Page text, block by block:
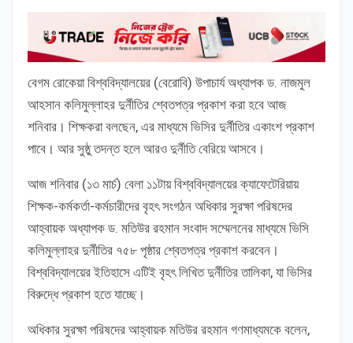
বেগম রোকেয়া বিশ্ববিদ্যালয়ের (বেরোবি) উপাচার্য অধ্যাপক ড. নাজমুল
আহসান কলিমুল্লাহর দুর্নীতির শ্বেতপত্র প্রকাশ করা হবে আজ
শনিবার। শিক্ষকরা বলছেন, এর মাধ্যমে ভিসির দুর্নীতির একাংশ প্রকাশ
পাবে। আর সুষ্ঠু তদন্ত হলে আরও দুর্নীতি বেরিয়ে আসবে।
আজ শনিবার (১৩ মার্চ) বেলা ১১টায় বিশ্ববিদ্যালয়ের ক্যাফেটেরিয়ায়
শিক্ষক-কর্মকর্তা-কর্মচারীদের বৃহৎ সংগঠন অধিকার সুরক্ষা পরিষদের
আহ্বায়ক অধ্যাপক ড. মতিউর রহমান সংবাদ সম্মেলনের মাধ্যমে ভিসি
কলিমুল্লাহর দুর্নীতির ৭৫৮ পৃষ্ঠার শ্বেতপত্র প্রকাশ করবেন।
বিশ্ববিদ্যালয়ের ইতিহাসে এটিই বৃহৎ লিখিত দুর্নীতির তালিকা, যা ভিসির
বিরুদ্ধে প্রকাশ হতে যাচ্ছে।
অধিকার সুরক্ষা পরিষদের আহ্বায়ক মতিউর রহমান গণমাধ্যমকে বলেন,